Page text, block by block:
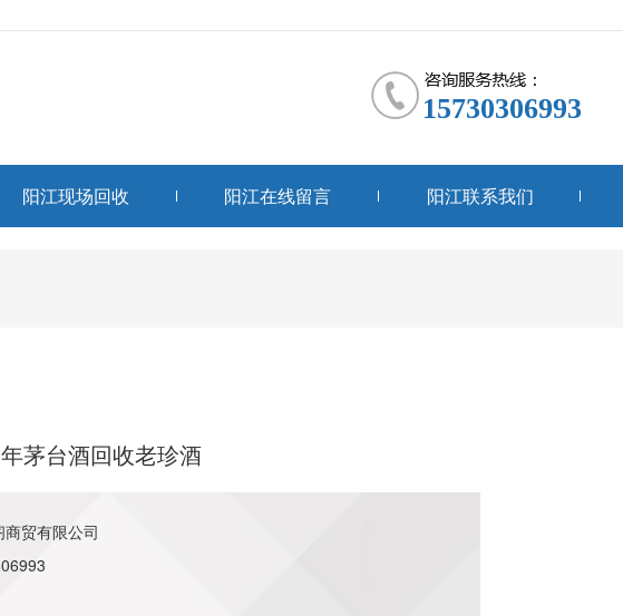
15730306993
阳江现场回收 阳江在线留言 阳江联系我们
茅台酒回收老珍酒
贸有限公司